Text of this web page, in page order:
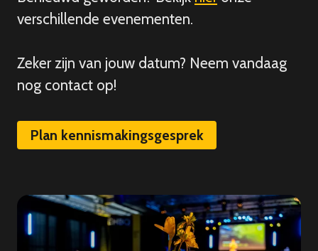
verschillende evenementen.
Zeker zijn van jouw datum? Neem vandaag
nog contact op!
Plan kennismakingsgesprek